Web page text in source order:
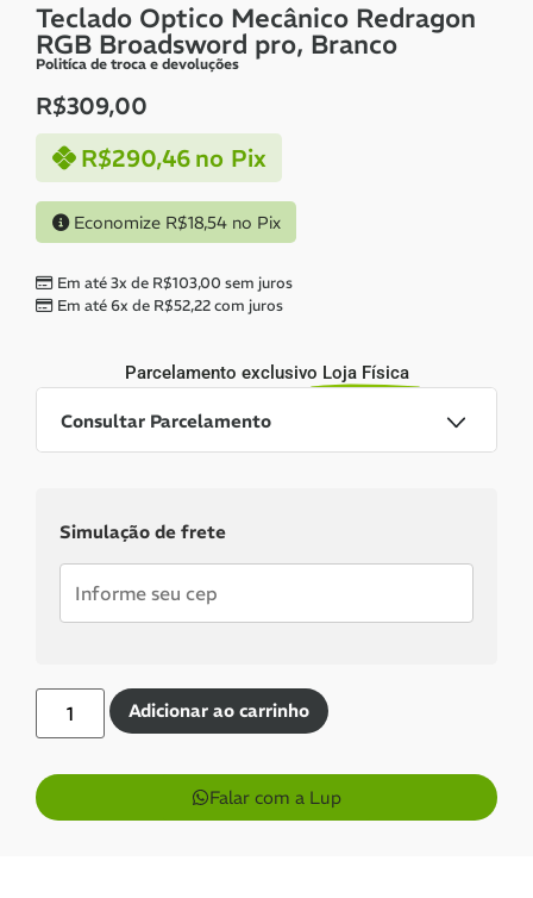
Teclado Optico Mecânico Redragon
RGB Broadsword pro, Branco
Politíca de troca e devoluções
R$309,00
Em até 3x de R$103,00 sem juros
Em até 6x de R$52,22com juros
R$290,46 no Pix
Economize R$18,54no Pix
Parcelamento exclusivo Loja Física
Consultar Parcelamento
Pix:R$290,46 Aprovação imediata
Economize
Aprovação imediata
Simulação de frete
Adicionar ao carrinho
Falar com a Lup